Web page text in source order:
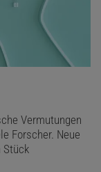
Vermutungen
Forscher. Neue
Stück